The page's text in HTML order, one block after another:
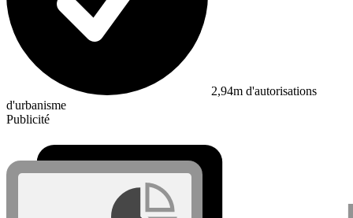
2,94m d'autorisations
d'urbanisme
Publicité